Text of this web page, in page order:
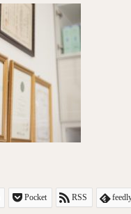
Pocket RSS